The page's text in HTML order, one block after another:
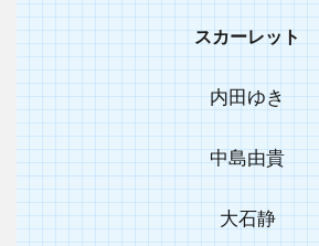
スカーレット
内田ゆき
中島由貴
大石静